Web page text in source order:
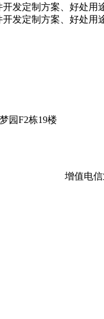
发定制方案、好处用
发定制方案、好处用
园F2栋19楼
增值电